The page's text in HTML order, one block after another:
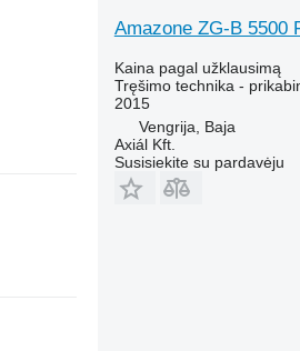
Amazone ZG-B 5500
Kaina pagal užklausimą
Tręšimo technika -
2015
Vengrija, Baja
Axiál Kft.
Susisiekite su pardavėju